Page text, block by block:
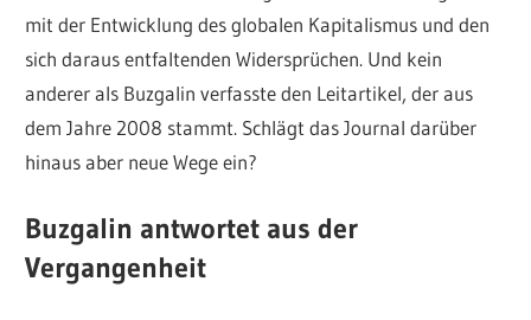
mit der Entwicklung des globalen Kapitalismus und den
sich daraus entfaltenden Widersprüchen. Und kein
anderer als Buzgalin verfasste den Leitartikel, der aus
dem Jahre 2008 stammt. Schlägt das Journal darüber
hinaus aber neue Wege ein?
Buzgalin antwortet aus der
Vergangenheit